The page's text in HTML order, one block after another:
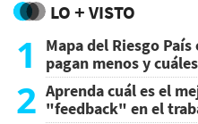
LO + VISTO
1
Mapa del Riesgo
pagan menos y
2 Aprenda cuál es el
"feedback" en el